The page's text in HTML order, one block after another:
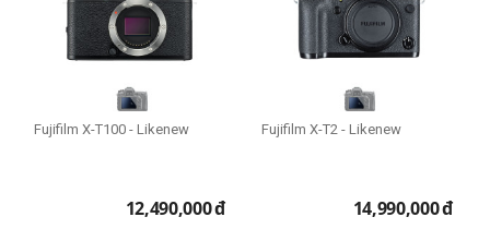
Fujifilm X-T100 - Likenew
12,490,000đ
Fujifilm X-T2 - Likenew
14,990,000đ